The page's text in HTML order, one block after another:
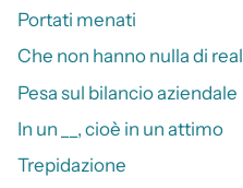
Portati menati
Che non hanno nulla di
Pesa sul bilancio aziendale
In un __, cioè in un attimo
Trepidazione